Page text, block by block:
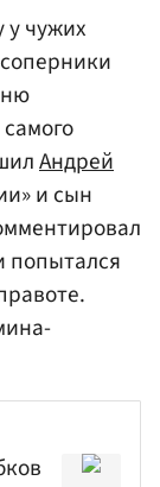
у чужих
Андрей
и сын
попытался